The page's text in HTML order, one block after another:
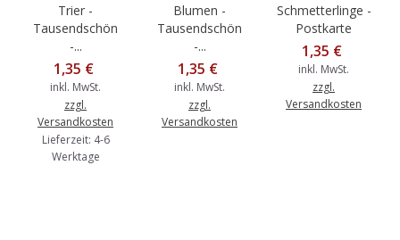
Trier -
Tausendschön
-...
1,35 €
inkl. MwSt.
zzgl.
Versandkosten
Lieferzeit: 4-6
Werktage
Blumen -
Tausendschön
-...
1,35 €
inkl. MwSt.
zzgl.
Versandkosten
Schmetterlinge -
Postkarte
1,35 €
inkl. MwSt.
zzgl.
Versandkosten